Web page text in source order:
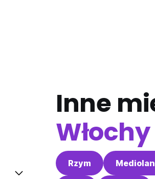
Inne
Włochy
Rzym Mediolan